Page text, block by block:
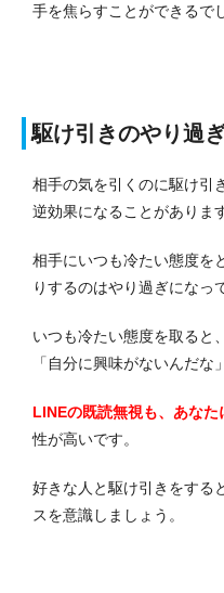
手を焦らすことができるで
駆け引きのやり過
相手の気を引くのに駆け引
逆効果になることがありま
相手にいつも冷たい態度を
りするのはやり過ぎになっ
いつも冷たい態度を取ると
「自分に興味がないんだな
LINEの既読無視も、あな
性が高いです。
好きな人と駆け引きをする
スを意識しましょう。